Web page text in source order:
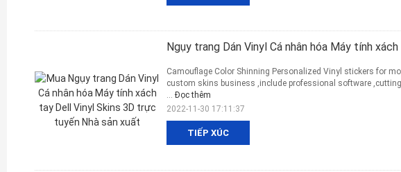
Ngụy trang Dán Vinyl Cá nhân hóa Máy tính
TIẾP XÚC
Camouflage Color Shinning Personalized Vinyl stickers for
custom skins business ,include professional software
... Đọc thêm
2022-11-30 17:11:37